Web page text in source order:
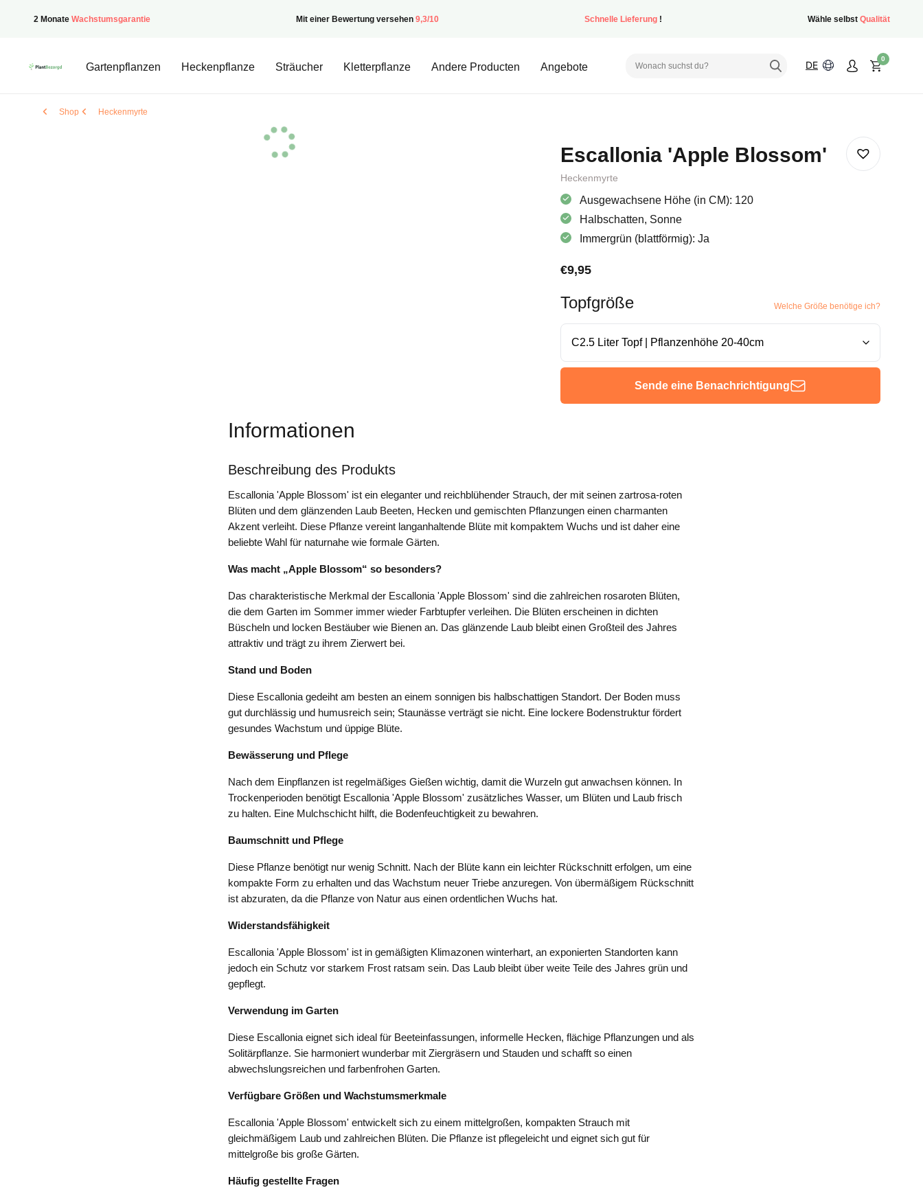
2 Monate Wachstumsgarantie Mit einer Bewertung versehen 9,3/10 Schnelle Lieferung ! Wähle selbst Qualität
PflanzenGeliefert
Gartenpflanzen Heckenpflanze Sträucher Kletterpflanze Andere Producten Angebote DE
0
Shop Heckenmyrte
Escallonia 'Apple Blossom'
Heckenmyrte
Ausgewachsene Höhe (in CM): 120
Halbschatten, Sonne
Immergrün (blattförmig): Ja
€9,95
Topfgröße Welche Größe benötige ich?
Sende eine Benachrichtigung
Informationen
Beschreibung des Produkts
Escallonia 'Apple Blossom' ist ein eleganter und reichblühender Strauch, der mit seinen zartrosa-roten
Blüten und dem glänzenden Laub Beeten, Hecken und gemischten Pflanzungen einen charmanten
Akzent verleiht. Diese Pflanze vereint langanhaltende Blüte mit kompaktem Wuchs und ist daher eine
beliebte Wahl für naturnahe wie formale Gärten.
Was macht „Apple Blossom“ so besonders?
Das charakteristische Merkmal der Escallonia 'Apple Blossom' sind die zahlreichen rosaroten Blüten,
die dem Garten im Sommer immer wieder Farbtupfer verleihen. Die Blüten erscheinen in dichten
Büscheln und locken Bestäuber wie Bienen an. Das glänzende Laub bleibt einen Großteil des Jahres
attraktiv und trägt zu ihrem Zierwert bei.
Stand und Boden
Diese Escallonia gedeiht am besten an einem sonnigen bis halbschattigen Standort. Der Boden muss
gut durchlässig und humusreich sein; Staunässe verträgt sie nicht. Eine lockere Bodenstruktur fördert
gesundes Wachstum und üppige Blüte.
Bewässerung und Pflege
Nach dem Einpflanzen ist regelmäßiges Gießen wichtig, damit die Wurzeln gut anwachsen können. In
Trockenperioden benötigt Escallonia 'Apple Blossom' zusätzliches Wasser, um Blüten und Laub frisch
zu halten. Eine Mulchschicht hilft, die Bodenfeuchtigkeit zu bewahren.
Baumschnitt und Pflege
Diese Pflanze benötigt nur wenig Schnitt. Nach der Blüte kann ein leichter Rückschnitt erfolgen, um eine
kompakte Form zu erhalten und das Wachstum neuer Triebe anzuregen. Von übermäßigem Rückschnitt
ist abzuraten, da die Pflanze von Natur aus einen ordentlichen Wuchs hat.
Widerstandsfähigkeit
Escallonia 'Apple Blossom' ist in gemäßigten Klimazonen winterhart, an exponierten Standorten kann
jedoch ein Schutz vor starkem Frost ratsam sein. Das Laub bleibt über weite Teile des Jahres grün und
gepflegt.
Verwendung im Garten
Diese Escallonia eignet sich ideal für Beeteinfassungen, informelle Hecken, flächige Pflanzungen und als
Solitärpflanze. Sie harmoniert wunderbar mit Ziergräsern und Stauden und schafft so einen
abwechslungsreichen und farbenfrohen Garten.
Verfügbare Größen und Wachstumsmerkmale
Escallonia 'Apple Blossom' entwickelt sich zu einem mittelgroßen, kompakten Strauch mit
gleichmäßigem Laub und zahlreichen Blüten. Die Pflanze ist pflegeleicht und eignet sich gut für
mittelgroße bis große Gärten.
Häufig gestellte Fragen